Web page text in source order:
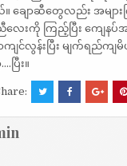
ချောဆီတွေလည်း အမ
ကြည့်ပြီး ကျေနပ်အား
ာကျင်လွန်းပြီး မျက်ရည်က
ပြီး။